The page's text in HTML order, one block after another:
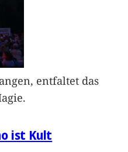
entfaltet das
ist Kult